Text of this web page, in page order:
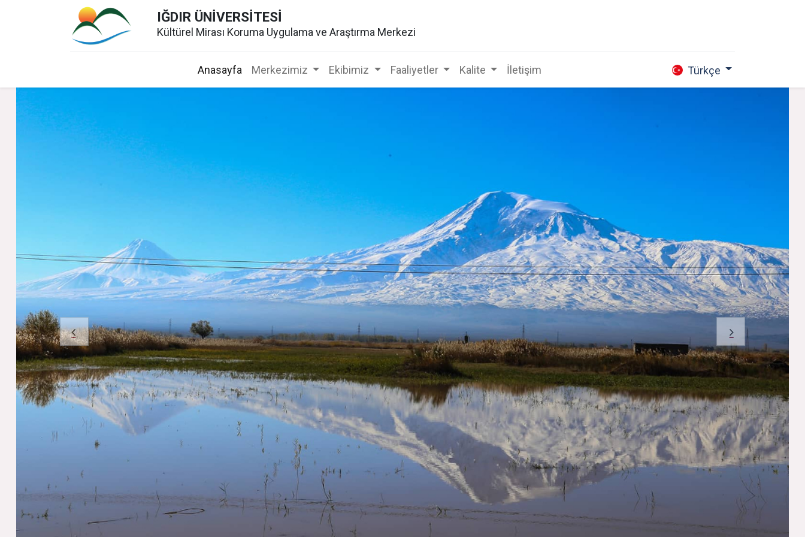
IĞDIR ÜNİVERSİTESİ
Kültürel Mirası Koruma Uygulama ve Araştırma Merkezi
Anasayfa Merkezimiz Ekibimiz Faaliyetler Kalite İletişim Türkçe
Öncek Sonraki